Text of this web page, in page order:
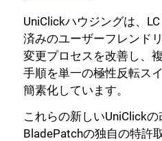
UniClickハウジングは、
済みのユーザーフレンド
変更プロセスを改善し、
手順を単一の極性反転ス
簡素化しています。
これらの新しいUniClick
BladePatchの独自の特許